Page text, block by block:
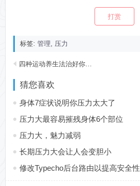
打赏
标签:管理, 压力
四种运动养生法治好你的颈椎病
猜您喜欢
身体7症状说明你压力太大了
压力大最容易摧残身体6个部位
压力大，魅力减弱
长期压力大会让人会变胆小
修改Typecho后台路由以提高安全性